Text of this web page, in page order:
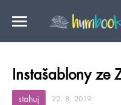
Instašablony ze
stahuj 22. 8. 2019